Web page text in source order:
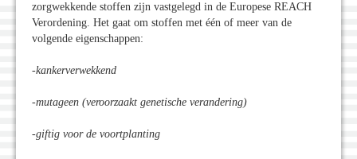
zorgwekkende stoffen zijn vastgelegd in de Europese REACH
Verordening. Het gaat om stoffen met één of meer van de
volgende eigenschappen:
-kankerverwekkend
-mutageen (veroorzaakt genetische verandering)
-giftig voor de voortplanting